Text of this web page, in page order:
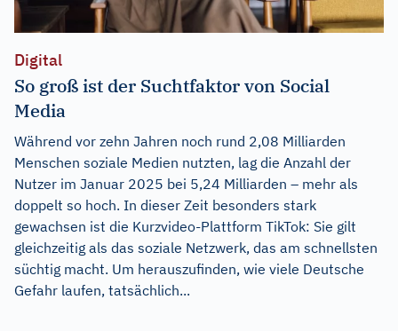
Digital
So groß ist der Suchtfaktor von Social
Media
Während vor zehn Jahren noch rund 2,08 Milliarden
Menschen soziale Medien nutzten, lag die Anzahl der
Nutzer im Januar 2025 bei 5,24 Milliarden – mehr als
doppelt so hoch. In dieser Zeit besonders stark
gewachsen ist die Kurzvideo-Plattform TikTok: Sie gilt
gleichzeitig als das soziale Netzwerk, das am schnellsten
süchtig macht. Um herauszufinden, wie viele Deutsche
Gefahr laufen, tatsächlich...